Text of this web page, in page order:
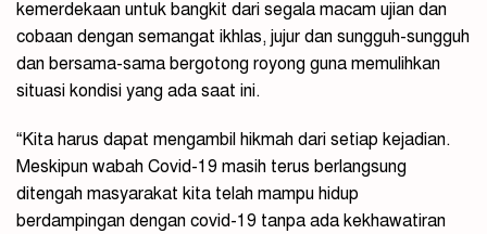
kemerdekaan untuk bangkit dari segala macam ujian dan
cobaan dengan semangat ikhlas, jujur dan sungguh-sungguh
dan bersama-sama bergotong royong guna memulihkan
situasi kondisi yang ada saat ini.
“Kita harus dapat mengambil hikmah dari setiap kejadian.
Meskipun wabah Covid-19 masih terus berlangsung
ditengah masyarakat kita telah mampu hidup
berdampingan dengan covid-19 tanpa ada kekhawatiran